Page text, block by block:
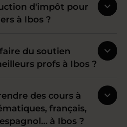
d'impôt pour
à Ibos ?
du soutien
profs à Ibos ?
des cours à
français,
à Ibos ?